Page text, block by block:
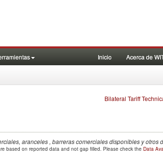
Inicio Acerca de
Bilateral Tariff
aranceles , barreras comerciales disponibles y otros
based on reported data and not gap filled. Please check the Data